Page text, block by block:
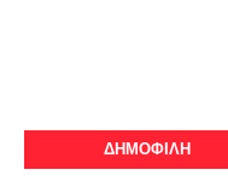
ΔΗΜΟΦΙΛΗ